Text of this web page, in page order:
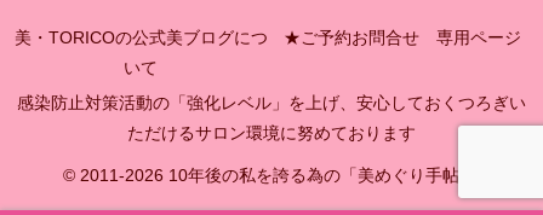
美・TORICOの公式美ブログにつ
いて
★ご予約お問合せ 専用ページ
感染防止対策活動の「強化レベル」を上げ、安心しておくつろぎい
ただけるサロン環境に努めております
© 2011-2026 10年後の私を誇る為の「美めぐり手帖」.